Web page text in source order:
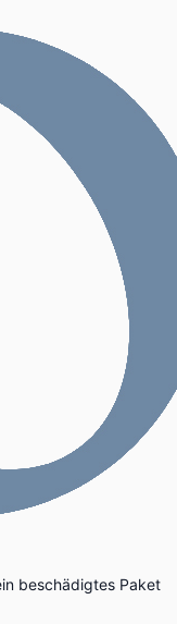
beschädigtes Paket